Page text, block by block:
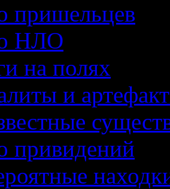
пришельцев
НЛО
на полях
и
привидений